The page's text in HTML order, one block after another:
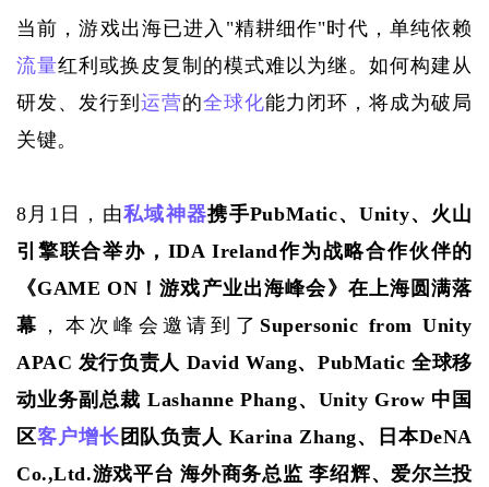
当前，游戏出海已进入 "精耕细作"时代，单纯依赖
流量红利或换皮复制的模式难以为继。如何构建从
研发、发行到运营的全球化能力闭环，将成为破局
关键。
8月1日，由私域神器携手PubMatic、Unity、火山
引擎联合举办，IDA Ireland作为战略合作伙伴的
《GAME ON！游戏产业出海峰会》在上海圆满落
幕 ，本次峰会邀请到了 Supersonic from Unity
APAC 发行负责人 David Wang、PubMatic 全球移
动业务副总裁 Lashanne Phang、Unity Grow 中国
区客户增长 团队负责人 Karina Zhang、日本DeNA
Co.,Ltd.游戏平台 海外商务总监 李绍辉、爱尔兰投